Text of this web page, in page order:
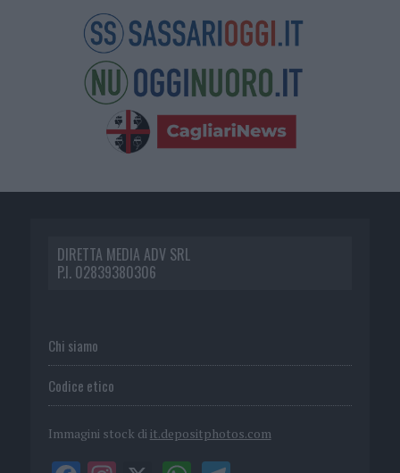
DIRETTA MEDIA ADV SRL
P.I. 02839380306
Chi siamo
Codice etico
Immagini stock di it.depositphotos.com